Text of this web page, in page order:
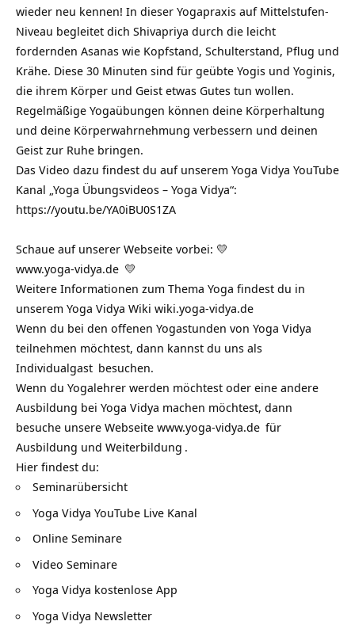
wieder neu kennen! In dieser Yogapraxis auf Mittelstufen-
Niveau begleitet dich Shivapriya durch die leicht
fordernden Asanas wie Kopfstand, Schulterstand, Pflug und
Krähe. Diese 30 Minuten sind für geübte Yogis und Yoginis,
die ihrem Körper und Geist etwas Gutes tun wollen.
Regelmäßige Yogaübungen können deine Körperhaltung
und deine Körperwahrnehmung verbessern und deinen
Geist zur Ruhe bringen.
Das Video dazu findest du auf unserem Yoga Vidya YouTube
Kanal „Yoga Übungsvideos – Yoga Vidya“:
https://youtu.be/YA0iBU0S1ZA
Schaue auf unserer Webseite vorbei: 💛
www.yoga-vidya.de 💛
Weitere Informationen zum Thema Yoga findest du in
unserem Yoga Vidya Wiki wiki.yoga-vidya.de
Wenn du bei den offenen Yogastunden von Yoga Vidya
teilnehmen möchtest, dann kannst du uns als
Individualgast besuchen.
Wenn du Yogalehrer werden möchtest oder eine andere
Ausbildung bei Yoga Vidya machen möchtest, dann
besuche unsere Webseite www.yoga-vidya.de für
Ausbildung und Weiterbildung .
Hier findest du:
Seminarübersicht
Yoga Vidya YouTube Live Kanal
Online Seminare
Video Seminare
Yoga Vidya kostenlose App
Yoga Vidya Newsletter